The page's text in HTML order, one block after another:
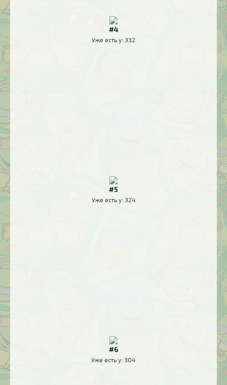
#4
Уже есть у: 332
#5
Уже есть у: 324
#6
Уже есть у: 304